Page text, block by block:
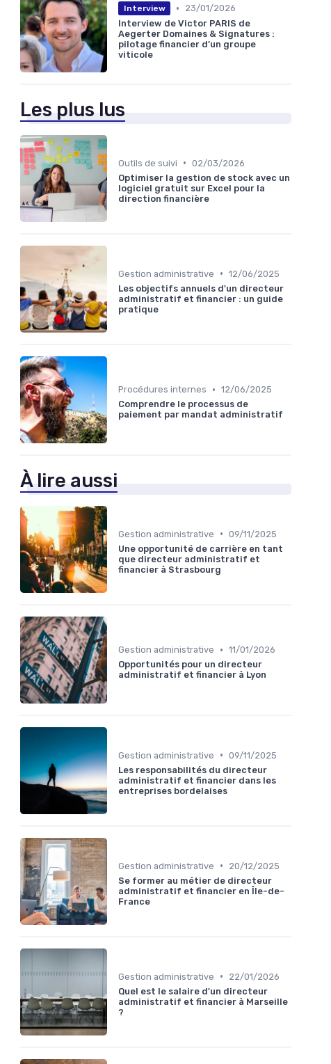
Interview •
23/01/2026
Interview de Victor PARIS de
Aegerter Domaines & Signatures :
pilotage financier d’un groupe
viticole
Les plus lus
Outils de suivi • 02/03/2026
Optimiser la gestion de stock avec un
logiciel gratuit sur Excel pour la
direction financière
Gestion administrative • 12/06/2025
Les objectifs annuels d'un directeur
administratif et financier : un guide
pratique
Procédures internes • 12/06/2025
Comprendre le processus de
paiement par mandat administratif
À lire aussi
Gestion administrative • 09/11/2025
Une opportunité de carrière en tant
que directeur administratif et
financier à Strasbourg
Gestion administrative • 11/01/2026
Opportunités pour un directeur
administratif et financier à Lyon
Gestion administrative • 09/11/2025
Les responsabilités du directeur
administratif et financier dans les
entreprises bordelaises
Gestion administrative •
20/12/2025
Se former au métier de directeur
administratif et financier en Île-de-
France
Gestion administrative •
22/01/2026
Quel est le salaire d'un directeur
administratif et financier à Marseille
?